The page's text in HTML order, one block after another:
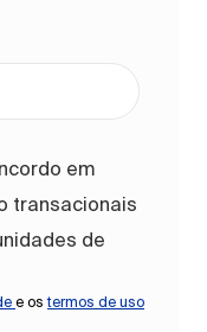
em
transacionais
de
e ostermos de uso